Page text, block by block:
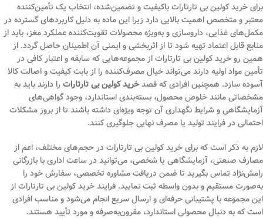
برای خرید کولین بی تارتارات باکیفیت و تضمین‌شده، انتخاب یک تأمین‌کننده
معتبر و متخصص اهمیت بالایی دارد زیرا این ماده به دلیل کاربردهای گسترده در
مکمل‌های غذایی، داروسازی و به‌ویژه محصولات تقویت‌کننده عملکرد مغز، باید از
منابع قابل اعتماد تهیه شود تا از اثربخشی و ایمنی آن اطمینان حاصل گردد. از
همین رو خرید کولین بی تارتارات از مجموعه‌هایی که سابقه و اعتبار کافی در
تأمین مواد اولیه دارند می‌تواند خیال مصرف‌کننده را از بابت کیفیت و اصالت کالا
آسوده سازد. همچنین افرادی که قصدخرید کولین بی تارتارات را دارند باید به
مشخصاتی مانند خلوص محصول، بسته‌بندی استاندارد، وجود گواهی‌های
آزمایشگاهی و شرایط نگهداری آن توجه ویژه‌ای داشته باشند تا از بروز مشکلات
احتمالی در فرایند تولید یا مصرف نهایی جلوگیری کنند.
لازم به ذکر است که برای خرید کولین بی تارتارات در حجم‌های مختلف، اعم از
مصارف صنعتی، آزمایشگاهی یا شخصی، می‌توانید در ساعت اداری با بازرگانی
رامش‌نژاد تماس بگیرید تا ضمن دریافت مشاوره تخصصی، سفارش خود را
به‌صورت مستقیم و بدون واسطه ثبت نمایید. فرایند خرید کولین بی تارتارات از
این مجموعه با پشتیبانی حرفه‌ای و ارسال سریع انجام می‌شود و مناسب افرادی
است که به دنبال محصولی استاندارد، مقرون‌به‌صرفه و مورد تأیید هستند.